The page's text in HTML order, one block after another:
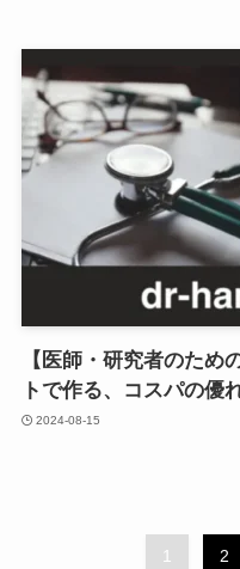
【医師・研究者のた
トで作る、コスパの優
2024-08-15
1 2